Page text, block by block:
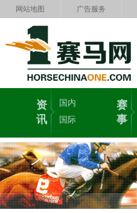
网站地图 广告服务
资
讯
国内
国际
赛
事